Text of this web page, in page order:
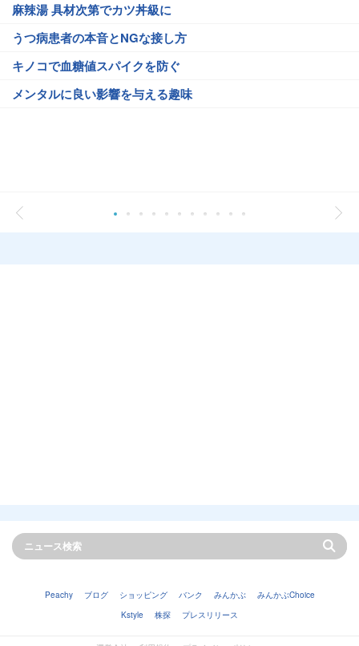
麻辣湯 具材次第でカツ丼級に
うつ病患者の本音とNGな接し方
キノコで血糖値スパイクを防ぐ
メンタルに良い影響を与える趣味
Peachy ブログ ショッピング バンク みんかぶ
みんかぶChoice
Kstyle
株探 プレスリリース